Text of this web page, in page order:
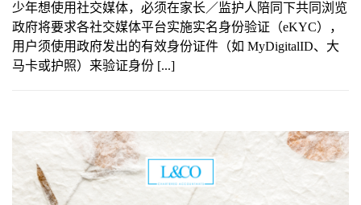
少年想使用社交媒体，必须在家长／监护人陪同下共同浏览
政府将要求各社交媒体平台实施实名身份验证（eKYC），
用户须使用政府发出的有效身份证件（如 MyDigitalID、大
马卡或护照）来验证身份 [...]